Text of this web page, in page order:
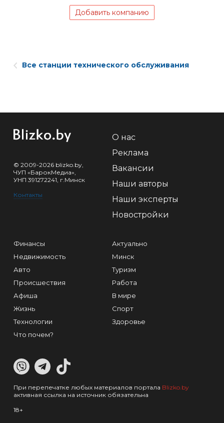
Добавить компанию
Все станции технического обслуживания
© 2009-2026 blizko.by,
ЧУП «БарокМедиа»,
УНП 391272241, г.Минск
Контакты
О нас
Реклама
Вакансии
Наши авторы
Наши эксперты
Новостройки
Финансы
Недвижимость
Авто
Происшествия
Афиша
Жизнь
Технологии
Что почем?
Актуально
Минск
Туризм
Работа
В мире
Спорт
Здоровье
При перепечатке любых материалов портала Blizko.by
активная ссылка на источник обязательна
18+